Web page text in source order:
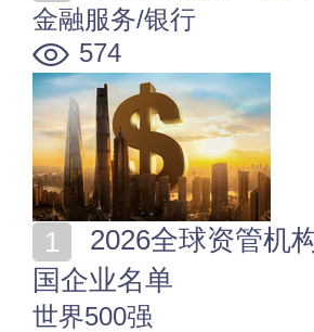
金融服务/银行
574
国企业名单
世界500强